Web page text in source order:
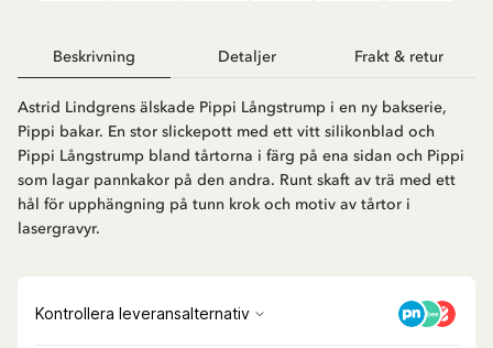
Beskrivning Detaljer Frakt & retur
Astrid Lindgrens älskade Pippi Långstrump i en ny bakserie,
Pippi bakar. En stor slickepott med ett vitt silikonblad och
Pippi Långstrump bland tårtorna i färg på ena sidan och Pippi
som lagar pannkakor på den andra. Runt skaft av trä med ett
hål för upphängning på tunn krok och motiv av tårtor i
lasergravyr.